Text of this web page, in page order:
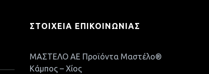
ΣΤΟΙΧΕΊΑ ΕΠΙΚΟΙΝΩΝΊΑΣ
ΜΑΣΤΕΛΟ ΑΕ Προϊόντα Μαστέλο®
Κάμπος – Χίος